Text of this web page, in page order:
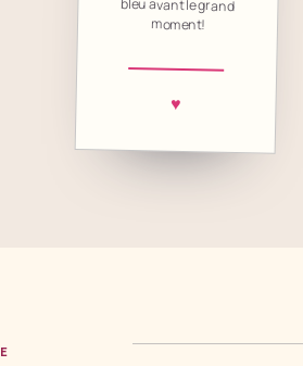
moment!
♥